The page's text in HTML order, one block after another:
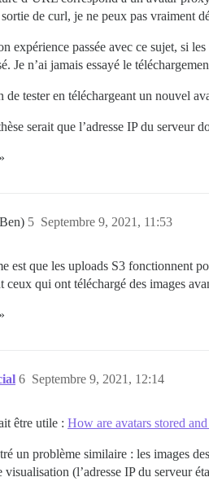
de curl, je ne peux pas vraiment
expérience passée avec ce sujet, si
Je n’ai jamais essayé le
de tester en téléchargeant un nouvel
serait que l’adresse IP du serveur
Septembre 9, 2021, 11:53
5
est que les uploads S3 fonctionnent
ceux qui ont téléchargé des images
Septembre 9, 2021, 12:14
6
être utile : How are avatars stored
un problème similaire : les images
visualisation (l’adresse IP du serveur